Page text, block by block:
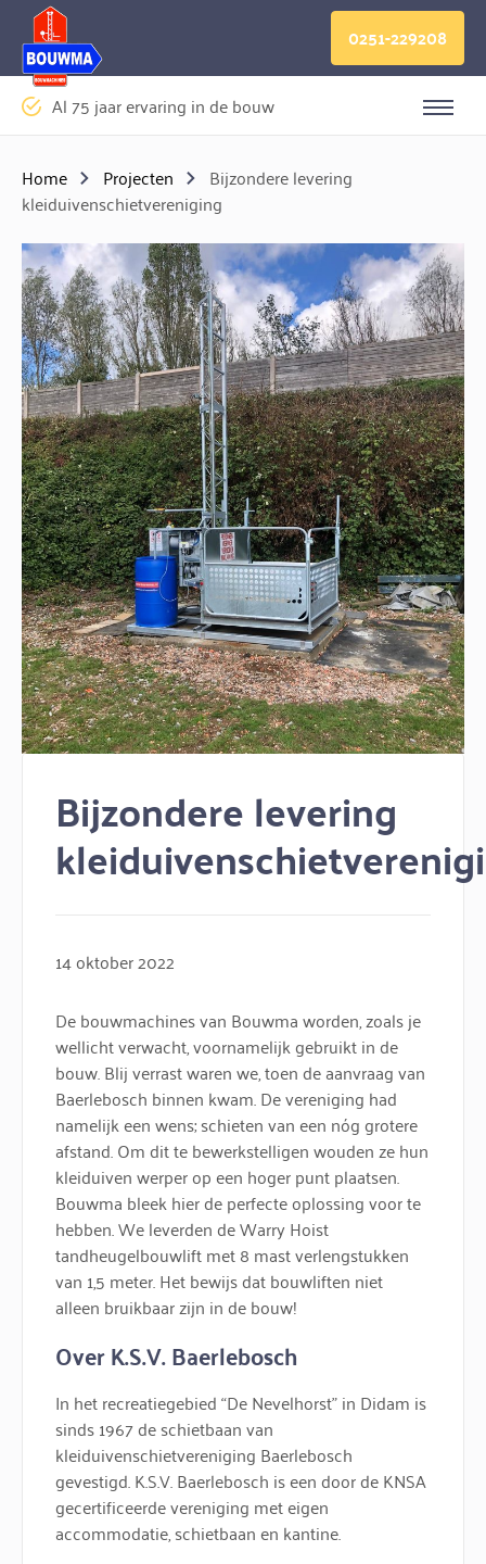
Logo Bouwma Bouwmachines BV
0251-229208
Al 75 jaar ervaring in de bouw
Home Projecten
Bijzondere levering
kleiduivenschietvereniging
Bijzondere levering
14 oktober 2022
De bouwmachines van Bouwma worden, zoals je
wellicht verwacht, voornamelijk gebruikt in de
bouw. Blij verrast waren we, toen de aanvraag van
Baerlebosch binnen kwam. De vereniging had
namelijk een wens; schieten van een nóg grotere
afstand. Om dit te bewerkstelligen wouden ze hun
kleiduiven werper op een hoger punt plaatsen.
Bouwma bleek hier de perfecte oplossing voor te
hebben. We leverden de Warry Hoist
tandheugelbouwlift met 8 mast verlengstukken
van 1,5 meter. Het bewijs dat bouwliften niet
alleen bruikbaar zijn in de bouw!
Over K.S.V. Baerlebosch
In het recreatiegebied “De Nevelhorst” in Didam is
sinds 1967 de schietbaan van
kleiduivenschietvereniging Baerlebosch
gevestigd. K.S.V. Baerlebosch is een door de KNSA
gecertificeerde vereniging met eigen
accommodatie, schietbaan en kantine.